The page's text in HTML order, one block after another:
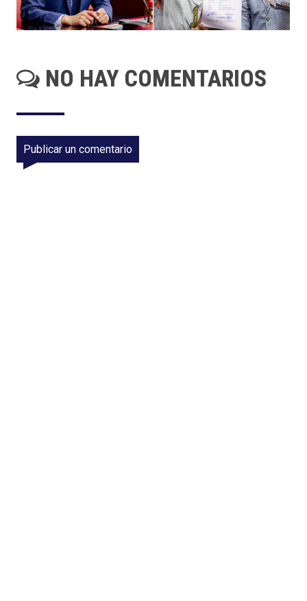
NO HAY COMENTARIOS
Publicar un comentario